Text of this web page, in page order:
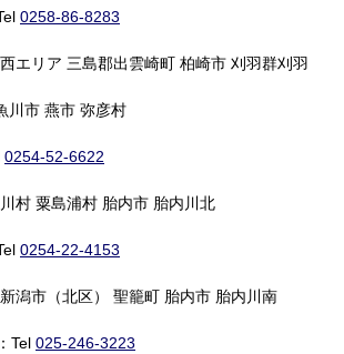
0258-86-8283
エリア 三島郡出雲崎町 柏崎市 刈羽群刈羽
川市 燕市 弥彦村
0254-52-6622
村 粟島浦村 胎内市 胎内川北
0254-22-4153
潟市（北区） 聖籠町 胎内市 胎内川南
Tel 025-246-3223